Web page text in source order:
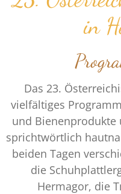
in
Das 23.
vielfältiges
und Bienenprodukte
sprichtwörtlich
beiden Tagen
die
Hermagor, die